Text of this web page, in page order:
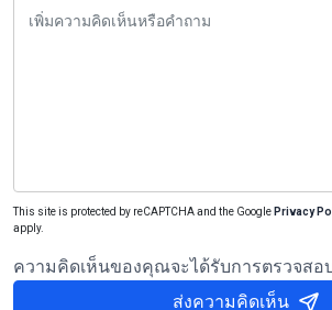
This site is protected by reCAPTCHA and the Google Privacy
apply.
ความคิดเห็นของคุณจะได้รับการตรวจสอ
ส่งความคิดเห็น